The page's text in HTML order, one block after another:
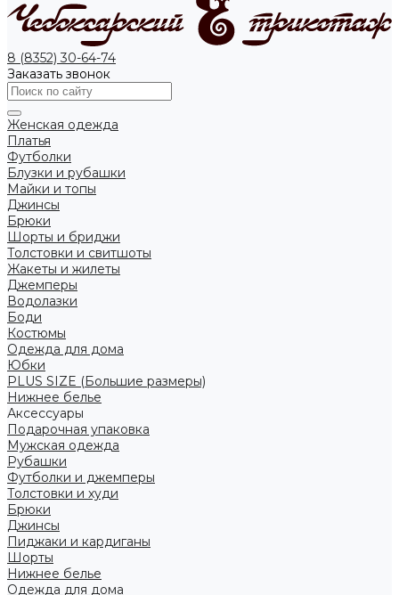
8 (8352) 30-64-74
Заказать звонок
Женская одежда
Платья
Футболки
Блузки и рубашки
Майки и топы
Джинсы
Брюки
Шорты и бриджи
Толстовки и свитшоты
Жакеты и жилеты
Джемперы
Водолазки
Боди
Костюмы
Одежда для дома
Юбки
PLUS SIZE (Большие размеры)
Нижнее белье
Аксессуары
Подарочная упаковка
Мужская одежда
Рубашки
Футболки и джемперы
Толстовки и худи
Брюки
Джинсы
Пиджаки и кардиганы
Шорты
Нижнее белье
Одежда для дома